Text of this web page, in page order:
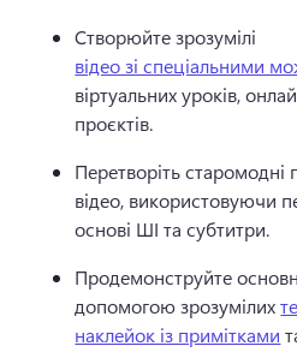
Створюйте зрозумілі
відео зі спеціальними
віртуальних уроків,
проєктів.
Перетворіть старомодні
відео, використовуючи
основі ШІ та субтитри.
Продемонструйте
допомогою зрозумілих
наклейок із примітками